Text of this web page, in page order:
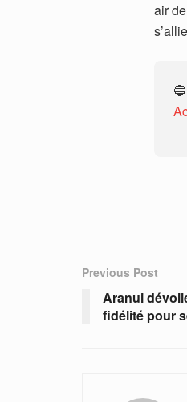
air
Previous Post
Aranui
fidélité pour